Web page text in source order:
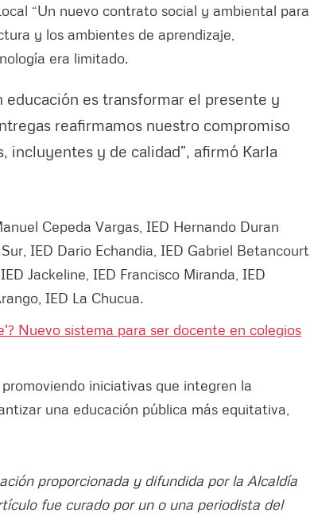
“Un nuevo contrato social y ambiental para
y los ambientes de aprendizaje,
era limitado.
educación es transformar el presente y
reafirmamos nuestro compromiso
incluyentes y de calidad”, afirmó Karla
Cepeda Vargas, IED Hernando Duran
IED Dario Echandia, IED Gabriel Betancourt
Jackeline, IED Francisco Miranda, IED
IED La Chucua.
Nuevo sistema para ser docente en colegios
iniciativas que integren la
una educación pública más equitativa,
proporcionada y difundida por la Alcaldía
fue curado por un o una periodista del